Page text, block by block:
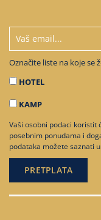
Označite liste na koje se
HOTEL
KAMP
Vaši osobni podaci koristit
posebnim ponudama i
podataka možete saznati u